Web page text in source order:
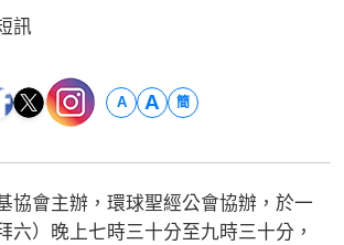
訊
A A 簡
會主辦，環球聖經公會協辦，於一
六）晚上七時三十分至九時三十分，